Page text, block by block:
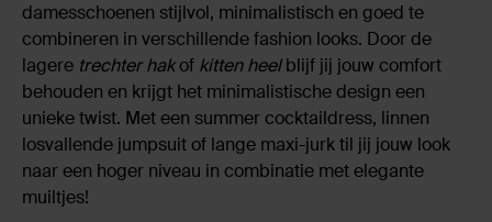
damesschoenen stijlvol, minimalistisch en goed te
combineren in verschillende fashion looks. Door de
lagere trechter hakof kitten heelblijf jij jouw comfort
behouden en krijgt het minimalistische design een
unieke twist. Met een summer cocktaildress, linnen
losvallende jumpsuit of lange maxi-jurk til jij jouw look
naar een hoger niveau in combinatie met elegante
muiltjes!